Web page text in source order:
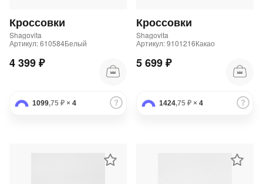
Кроссовки
Shagovita
Артикул: 610584Белый
4 399 ₽
1099,75 ₽ × 4
Кроссовки
Shagovita
Артикул: 9101216Какао
5 699 ₽
1424,75 ₽ × 4